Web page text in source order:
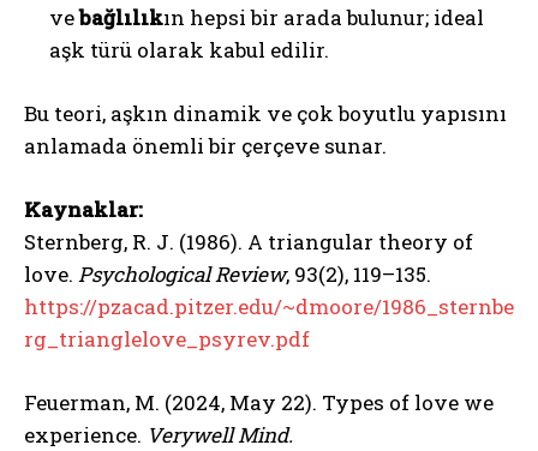
vebağlılıkın hepsi bir arada bulunur; ideal
aşk türü olarak kabul edilir.
Bu teori, aşkın dinamik ve çok boyutlu yapısını
anlamada önemli bir çerçeve sunar.
Kaynaklar:
Sternberg, R. J. (1986). A triangular theory of
love. Psychological Review, 93(2), 119–135.
https://pzacad.pitzer.edu/~dmoore/1986_sternbe
rg_trianglelove_psyrev.pdf
Feuerman, M. (2024, May 22). Types of love we
experience. Verywell Mind.